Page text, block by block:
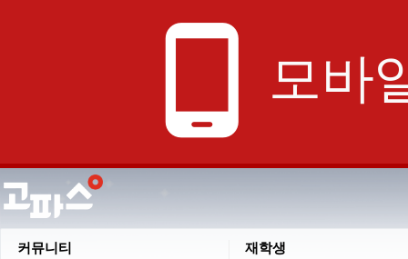
phone_android 모바
커뮤니티 재학생